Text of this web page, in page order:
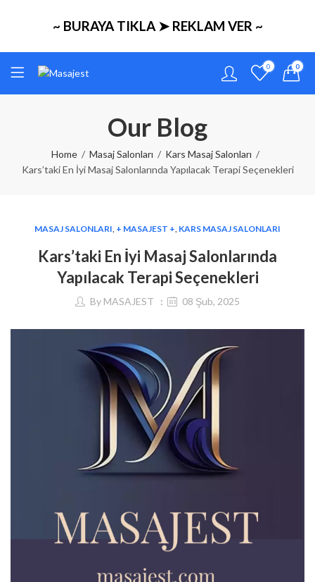
~ BURAYA TIKLA ➤ REKLAM VER ~
0 0
Our Blog
Home Masaj Salonları
Kars Masaj Salonları
Kars’taki En İyi Masaj Salonlarında Yapılacak Terapi Seçenekleri
MASAJ SALONLARI, + MASAJEST +, KARS MASAJ SALONLARI
Kars’taki En İyi Masaj Salonlarında
Yapılacak Terapi Seçenekleri
By MASAJEST 08 Şub, 2025